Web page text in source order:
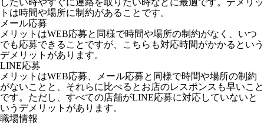
トは時間や場所に制約があることです。
メール応募
メリットはWEB応募と同様で時間や場所の制約がなく、いつ
でも応募できることですが、こちらも対応時間がかかるという
デメリットがあります。
LINE応募
メリットはWEB応募、メール応募と同様で時間や場所の制約
がないことと、それらに比べるとお店のレスポンスも早いこと
です。ただし、すべての店舗がLINE応募に対応していないと
いうデメリットがあります。
職場情報